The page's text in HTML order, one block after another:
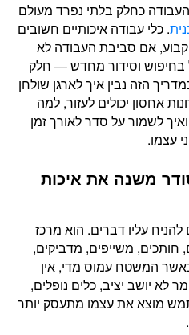
כחלק בלתי נפרד מעולם
. כלי עבודה איכותיים חשובים
אם סביבת העבודה לא
בחיפוש וסידור מחדש — חלק
הזה נבין איך לארגן שולחן
אחסון יכולים לעזור, למה
לשמור על סדר לאורך זמן
עצמו.
משנה את איכות
עליו דברים. הוא מרכז
משייפים, מדביקים,
המשטח עמוס מדי, אין
לא יושב יציב, כלים נופלים,
מוצא את עצמו מתעסק יותר